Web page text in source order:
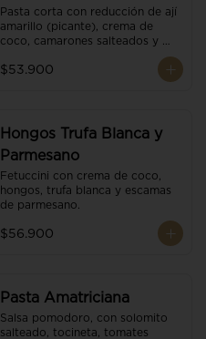
Pasta corta con reducción de ají
amarillo (picante), crema de
coco, camarones salteados y
$53.900
Hongos Trufa Blanca y
Parmesano
Fetuccini con crema de coco,
hongos, trufa blanca y escamas
de parmesano.
$56.900
Pasta Amatriciana
Salsa pomodoro, con solomito
salteado, tocineta, tomates